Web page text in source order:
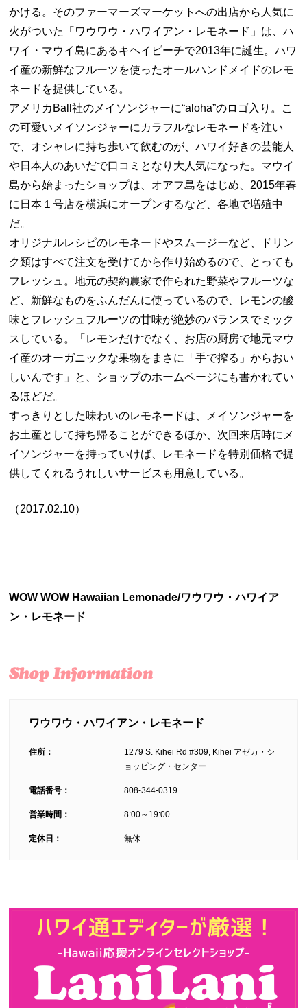
かける。そのファーマーズマーケットへの出店から人気に
火がついた「ワウワウ・ハワイアン・レモネード」は、ハ
ワイ・マウイ島にあるキヘイビーチで2013年に誕生。ハワ
イ産の新鮮なフルーツを使ったオールハンドメイドのレモ
ネードを提供している。
アメリカBall社のメイソンジャーに“aloha”のロゴ入り。こ
の可愛いメイソンジャーにカラフルなレモネードを注い
で、オシャレに持ち歩いて飲むのが、ハワイ好きの芸能人
や日本人のあいだで口コミとなり大人気になった。マウイ
島から始まったショップは、オアフ島をはじめ、2015年春
に日本１号店を横浜にオープンするなど、各地で増殖中
だ。
オリジナルレシピのレモネードやスムージーなど、ドリン
ク類はすべて注文を受けてから作り始めるので、とっても
フレッシュ。地元の契約農家で作られた野菜やフルーツな
ど、新鮮なものをふんだんに使っているので、レモンの酸
味とフレッシュフルーツの甘味が絶妙のバランスでミック
スしている。「レモンだけでなく、お店の厨房で地元マウ
イ産のオーガニックな果物をまさに「手で搾る」からおい
しいんです」と、ショップのホームページにも書かれてい
るほどだ。
すっきりとした味わいのレモネードは、メイソンジャーを
お土産として持ち帰ることができるほか、次回来店時にメ
イソンジャーを持っていけば、レモネードを特別価格で提
供してくれるうれしいサービスも用意している。
（2017.02.10）
WOW WOW Hawaiian Lemonade/ワウワウ・ハワイア
ン・レモネード
ワウワウ・ハワイアン・レモネード
住所：
1279 S. Kihei Rd #309, Kihei アゼカ・シ
ョッピング・センター
電話番号： 808-344-0319
営業時間： 8:00～19:00
定休日： 無休